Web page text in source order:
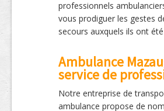
professionnels
vous prodiguer les gestes
secours auxquels ils ont
Ambulance
service de
Notre entreprise de
ambulance propose de